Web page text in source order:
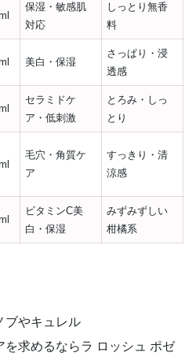
保湿・敏感肌
対応
しっとり無香
料
美白・保湿
さっぱり・浸
透感
セラミドケ
ア・低刺激
とろみ・しっ
とり
毛穴・角質ケ
ア
すっきり・清
涼感
ビタミンC美
白・保湿
みずみずしい
柑橘系
ブやキュレル
を求めるならラ ロッシュ ポゼ